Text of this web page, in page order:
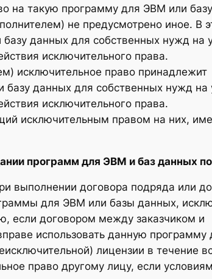
на такую программу для ЭВМ или
не предусмотрено иное. В
данных для собственных нужд на
исключительного права.
исключительное право принадлежит
данных для собственных нужд на
исключительного права.
исключительным правом на них,
программ для ЭВМ и баз данных
выполнении договора подряда или
для ЭВМ или базы данных,
если договором между заказчиком и
использовать данную
лицензии в течение
право другому лицу, если